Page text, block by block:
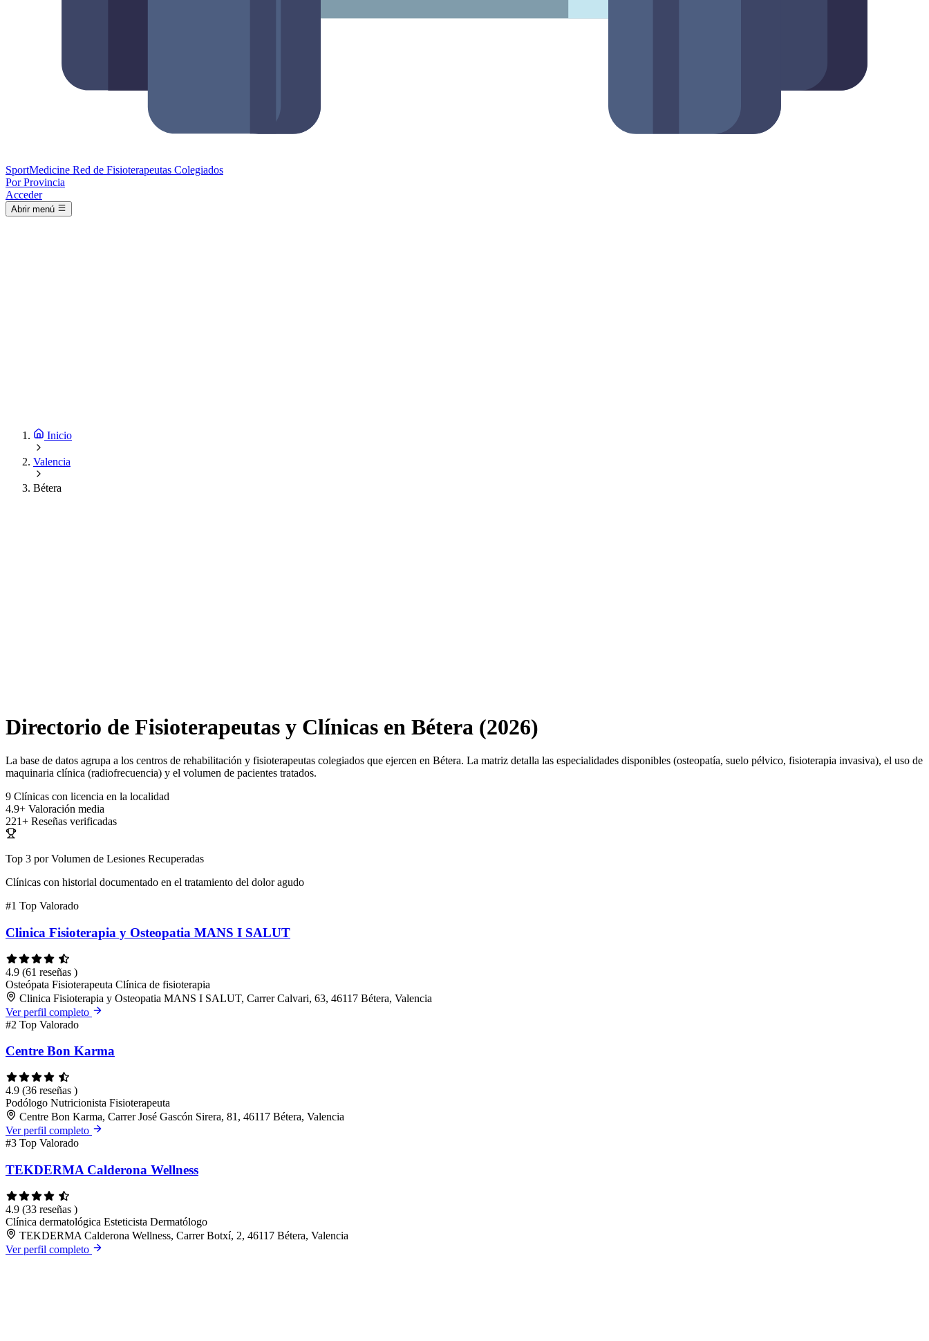
SportMedicine Red de Fisioterapeutas Colegiados
Por Provincia
Acceder
Abrir menú
Inicio
Valencia
Bétera
Directorio de Fisioterapeutas y Clínicas en Bétera (2026)
La base de datos agrupa a los centros de rehabilitación y fisioterapeutas colegiados que ejercen en Bétera. La matriz detalla las especialidades disponibles (osteopatía, suelo pélvico, fisioterapia invasiva), el uso de
maquinaria clínica (radiofrecuencia) y el volumen de pacientes tratados.
9 Clínicas con licencia en la localidad
4.9+ Valoración media
221+ Reseñas verificadas
Top 3 por Volumen de Lesiones Recuperadas
Clínicas con historial documentado en el tratamiento del dolor agudo
#1 Top Valorado
Clinica Fisioterapia y Osteopatia MANS I SALUT
4.9 (61 reseñas )
Osteópata Fisioterapeuta Clínica de fisioterapia
Clinica Fisioterapia y Osteopatia MANS I SALUT, Carrer Calvari, 63, 46117 Bétera, Valencia
Ver perfil completo
#2 Top Valorado
Centre Bon Karma
4.9 (36 reseñas )
Podólogo Nutricionista Fisioterapeuta
Centre Bon Karma, Carrer José Gascón Sirera, 81, 46117 Bétera, Valencia
Ver perfil completo
#3 Top Valorado
TEKDERMA Calderona Wellness
4.9 (33 reseñas )
Clínica dermatológica Esteticista Dermatólogo
TEKDERMA Calderona Wellness, Carrer Botxí, 2, 46117 Bétera, Valencia
Ver perfil completo